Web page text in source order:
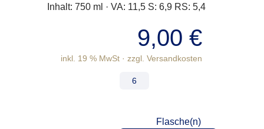
Inhalt: 750 ml · VA: 11,5 S: 6,9 RS: 5,4
9,00€
inkl. 19 % MwSt
Flasche(n)